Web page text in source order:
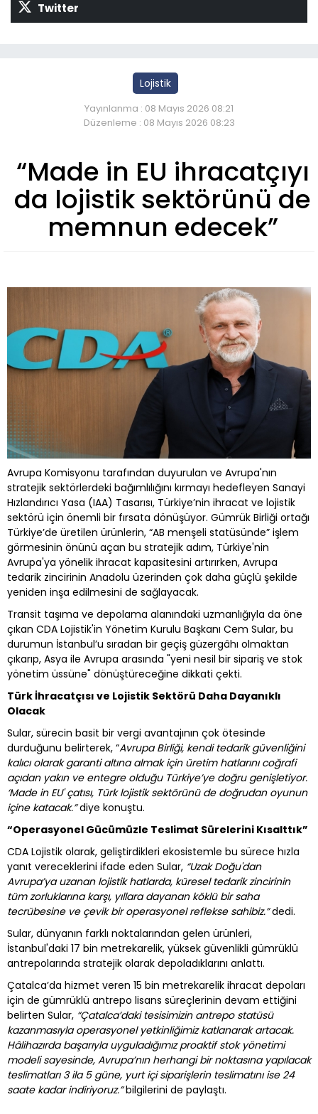
Twitter
Lojistik
Yayınlanma : 08 Mayıs 2026 08:21
Düzenleme : 08 Mayıs 2026 08:23
“Made in EU ihracatçıyı
da lojistik sektörünü de
memnun edecek”
Avrupa Komisyonu tarafından duyurulan ve Avrupa'nın
stratejik sektörlerdeki bağımlılığını kırmayı hedefleyen Sanayi
Hızlandırıcı Yasa (IAA) Tasarısı, Türkiye’nin ihracat ve lojistik
sektörü için önemli bir fırsata dönüşüyor. Gümrük Birliği ortağı
Türkiye’de üretilen ürünlerin, “AB menşeli statüsünde” işlem
görmesinin önünü açan bu stratejik adım, Türkiye'nin
Avrupa'ya yönelik ihracat kapasitesini artırırken, Avrupa
tedarik zincirinin Anadolu üzerinden çok daha güçlü şekilde
yeniden inşa edilmesini de sağlayacak.
Transit taşıma ve depolama alanındaki uzmanlığıyla da öne
çıkan CDA Lojistik'in Yönetim Kurulu Başkanı Cem Sular, bu
durumun İstanbul’u sıradan bir geçiş güzergâhı olmaktan
çıkarıp, Asya ile Avrupa arasında "yeni nesil bir sipariş ve stok
yönetim üssüne" dönüştüreceğine dikkati çekti.
Türk İhracatçısı ve Lojistik Sektörü Daha Dayanıklı
Olacak
Sular, sürecin basit bir vergi avantajının çok ötesinde
durduğunu belirterek, “Avrupa Birliği, kendi tedarik güvenliğini
kalıcı olarak garanti altına almak için üretim hatlarını coğrafi
açıdan yakın ve entegre olduğu Türkiye’ye doğru genişletiyor.
‘Made in EU' çatısı, Türk lojistik sektörünü de doğrudan oyunun
içine katacak.”diye konuştu.
“Operasyonel Gücümüzle Teslimat Sürelerini Kısalttık”
CDA Lojistik olarak, geliştirdikleri ekosistemle bu sürece hızla
yanıt vereceklerini ifade eden Sular, “Uzak Doğu'dan
Avrupa’ya uzanan lojistik hatlarda, küresel tedarik zincirinin
tüm zorluklarına karşı, yıllara dayanan köklü bir saha
tecrübesine ve çevik bir operasyonel reflekse sahibiz.”dedi.
Sular, dünyanın farklı noktalarından gelen ürünleri,
İstanbul'daki 17 bin metrekarelik, yüksek güvenlikli gümrüklü
antrepolarında stratejik olarak depoladıklarını anlattı.
Çatalca’da hizmet veren 15 bin metrekarelik ihracat depoları
için de gümrüklü antrepo lisans süreçlerinin devam ettiğini
belirten Sular, “Çatalca’daki tesisimizin antrepo statüsü
kazanmasıyla operasyonel yetkinliğimiz katlanarak artacak.
Hâlihazırda başarıyla uyguladığımız proaktif stok yönetimi
modeli sayesinde, Avrupa’nın herhangi bir noktasına yapılacak
teslimatları 3 ila 5 güne, yurt içi siparişlerin teslimatını ise 24
saate kadar indiriyoruz.”bilgilerini de paylaştı.